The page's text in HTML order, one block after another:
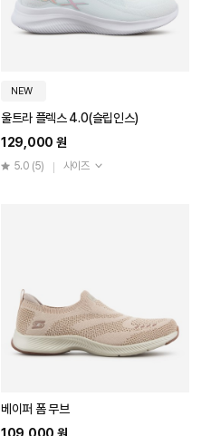
NEW
울트라 플렉스 4.0(슬립인스)
129,000 원
5.0 (5) 사이즈
베이퍼 폼 무브